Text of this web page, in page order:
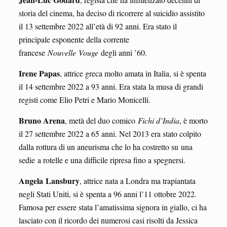
storia del cinema, ha deciso di ricorrere al suicidio assistito
il 13 settembre 2022 all’età di 92 anni. Era stato il
principale esponente della corrente
franceseNouvelle Vouge degli anni ’60.
Irene Papas, attrice greca molto amata in Italia, si è spenta
il 14 settembre 2022 a 93 anni. Era stata la musa di grandi
registi come Elio Petri e Mario Monicelli.
Bruno Arena, metà del duo comico Fichi d’India, è morto
il 27 settembre 2022 a 65 anni. Nel 2013 era stato colpito
dalla rottura di un aneurisma che lo ha costretto su una
sedie a rotelle e una difficile ripresa fino a spegnersi.
Angela Lansbury, attrice nata a Londra ma trapiantata
negli Stati Uniti, si è spenta a 96 anni l’11 ottobre 2022.
Famosa per essere stata l’amatissima signora in giallo, ci ha
lasciato con il ricordo dei numerosi casi risolti da Jessica